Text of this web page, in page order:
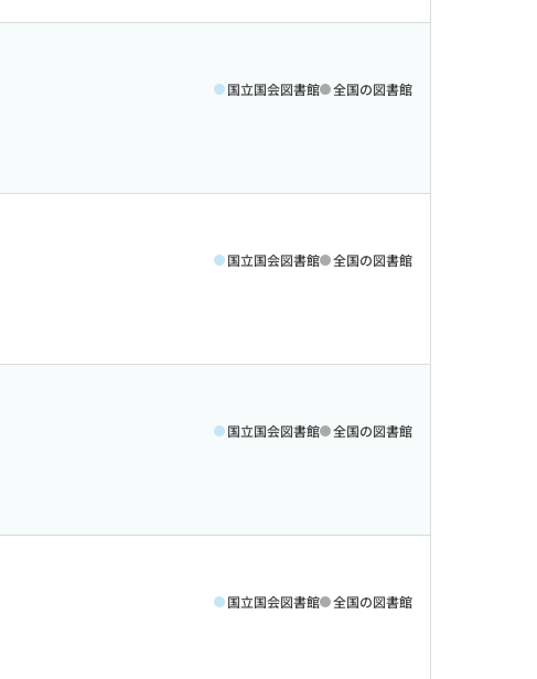
国立国会図書館 全国の図書館
国立国会図書館 全国の図書館
国立国会図書館 全国の図書館
国立国会図書館 全国の図書館